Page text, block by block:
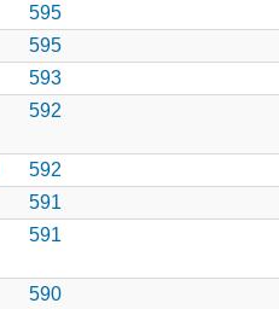
595
595
593
592
592
591
591
590